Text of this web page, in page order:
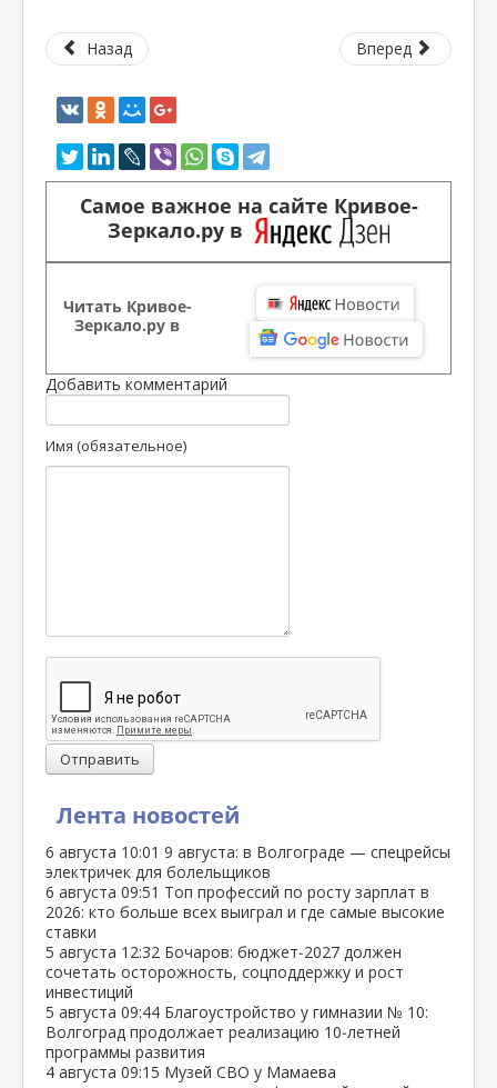
Лента новостей
6 августа 10:01 9 августа: в Волгограде — спецрейсы
электричек для болельщиков
6 августа 09:51 Топ профессий по росту зарплат в
2026: кто больше всех выиграл и где самые высокие
ставки
5 августа 12:32 Бочаров: бюджет‑2027 должен
сочетать осторожность, соцподдержку и рост
инвестиций
5 августа 09:44 Благоустройство у гимназии № 10:
Волгоград продолжает реализацию 10‑летней
программы развития
4 августа 09:15 Музей СВО у Мамаева
Назад Вперед
Самое важное на сайте Кривое-
Зеркало.ру в
Читать Кривое-
Зеркало.ру в
Добавить комментарий
Имя (обязательное)
Отправить